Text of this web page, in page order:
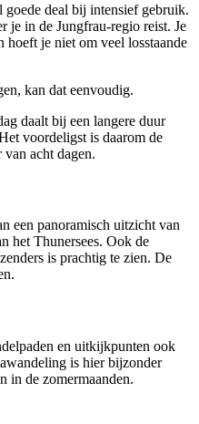
goede deal bij intensief gebruik.
je in de Jungfrau-regio reist. Je
je niet om veel losstaande
kan dat eenvoudig.
daalt bij een langere duur
voordeligst is daarom de
acht dagen.
een panoramisch uitzicht van
het Thunersees. Ook de
is prachtig te zien. De
en uitkijkpunten ook
is hier bijzonder
in de zomermaanden.